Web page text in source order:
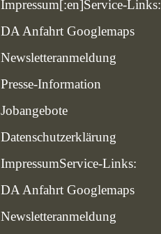
Impressum[:en]Service-Links:
DA Anfahrt Googlemaps
Newsletteranmeldung
Presse-Information
Jobangebote
Datenschutzerklärung
ImpressumService-Links:
DA Anfahrt Googlemaps
Newsletteranmeldung